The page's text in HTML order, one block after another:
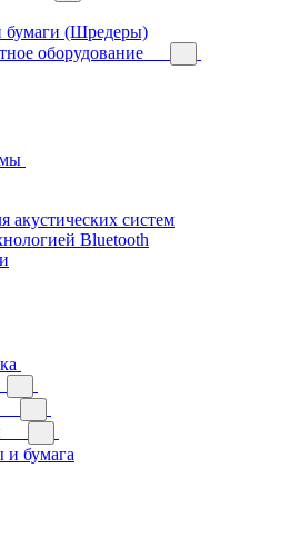
бумаги (Шредеры)
оборудование
акустических систем
Bluetooth
бумага